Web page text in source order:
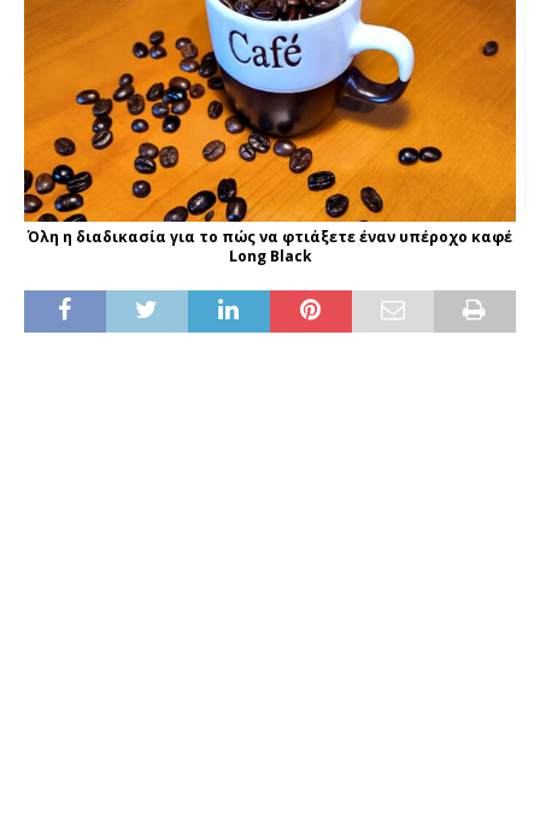
Όλη η διαδικασία για το πώς να φτιάξετε έναν υπέροχο καφέ
Long Black